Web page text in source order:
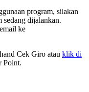
program, silakan
sedang dijalankan.
ke
Cek Giro atau klik di
Point.